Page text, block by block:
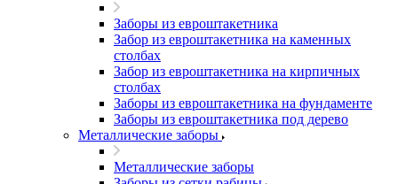
Заборы из евроштакетника
Забор из евроштакетника на каменных
столбах
Забор из евроштакетника на кирпичных
столбах
Заборы из евроштакетника на фундаменте
Заборы из евроштакетника под дерево
Металлические заборы
Металлические заборы